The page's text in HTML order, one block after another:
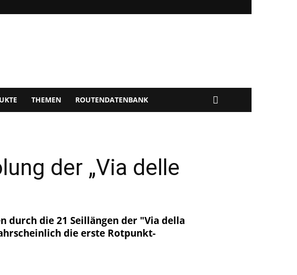
THEMEN ROUTENDATENBANK
der „Via delle
durch die 21 Seillängen der "Via della
die erste Rotpunkt-